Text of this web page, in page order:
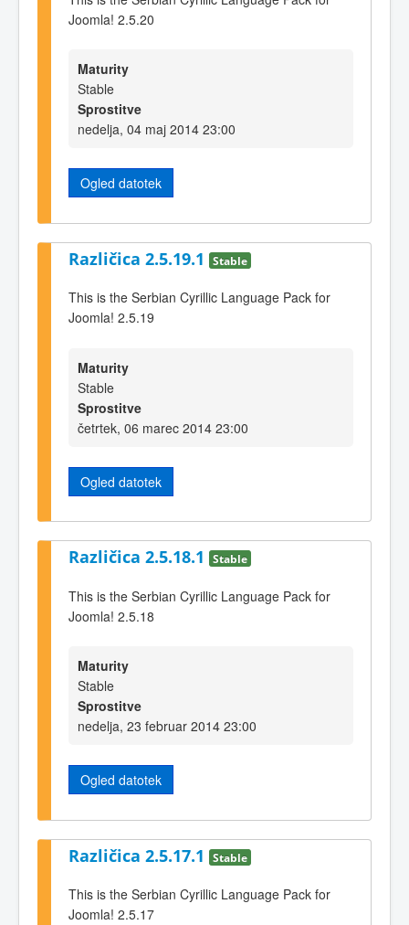
Joomla! 2.5.20
Maturity
Stable
Sprostitve
nedelja, 04 maj 2014 23:00
Ogled datotek
Različica 2.5.19.1 Stable
This is the Serbian Cyrillic Language Pack for
Joomla! 2.5.19
Maturity
Stable
Sprostitve
četrtek, 06 marec 2014 23:00
Ogled datotek
Različica 2.5.18.1 Stable
This is the Serbian Cyrillic Language Pack for
Joomla! 2.5.18
Maturity
Stable
Sprostitve
nedelja, 23 februar 2014 23:00
Ogled datotek
Različica 2.5.17.1 Stable
This is the Serbian Cyrillic Language Pack for
Joomla! 2.5.17